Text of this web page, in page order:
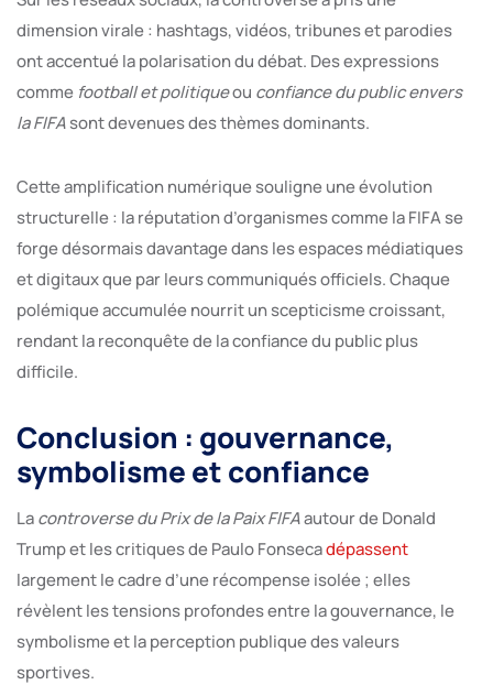
dimension virale : hashtags, vidéos, tribunes et parodies
ont accentué la polarisation du débat. Des expressions
comme football et politiqueou confiance du public envers
la FIFAsont devenues des thèmes dominants.
Cette amplification numérique souligne une évolution
structurelle : la réputation d’organismes comme la FIFA se
forge désormais davantage dans les espaces médiatiques
et digitaux que par leurs communiqués officiels. Chaque
polémique accumulée nourrit un scepticisme croissant,
rendant la reconquête de la confiance du public plus
difficile.
Conclusion : gouvernance,
symbolisme et confiance
Lacontroverse du Prix de la Paix FIFAautour de Donald
Trump et les critiques de Paulo Fonsecadépassent
largement le cadre d’une récompense isolée ; elles
révèlent les tensions profondes entre la gouvernance, le
symbolisme et la perception publique des valeurs
sportives.